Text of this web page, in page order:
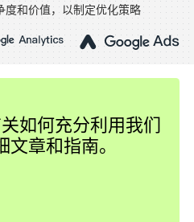
和价值，以制定优化策略
如何充分利用我们
章和指南。